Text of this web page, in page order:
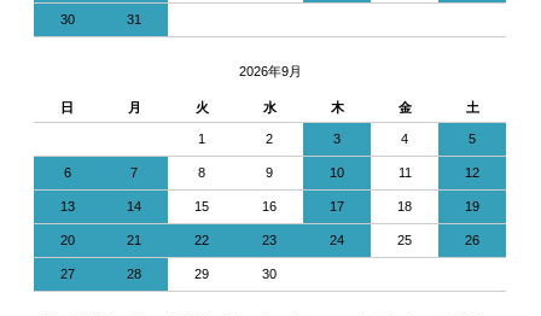
30 31
2026年9月
日 月 火 水 木 金 土
1 2 3 4 5
6 7 8 9 10 11 12
13 14 15 16 17 18 19
20 21 22 23 24 25 26
27 28 29 30